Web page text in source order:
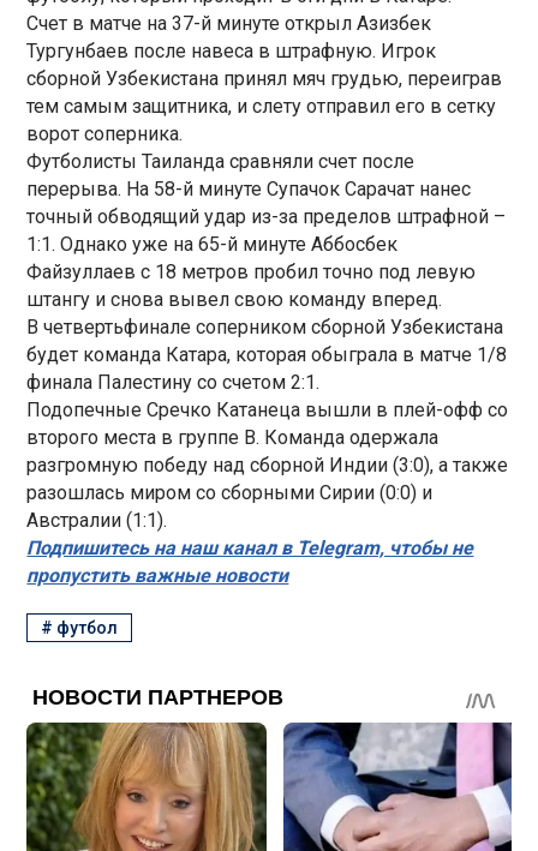
Счет в матче на 37-й минуте открыл Азизбек
Тургунбаев после навеса в штрафную. Игрок
сборной Узбекистана принял мяч грудью, переиграв
тем самым защитника, и слету отправил его в сетку
ворот соперника.
Футболисты Таиланда сравняли счет после
перерыва. На 58-й минуте Супачок Сарачат нанес
точный обводящий удар из-за пределов штрафной –
1:1. Однако уже на 65-й минуте Аббосбек
Файзуллаев с 18 метров пробил точно под левую
штангу и снова вывел свою команду вперед.
В четвертьфинале соперником сборной Узбекистана
будет команда Катара, которая обыграла в матче 1/8
финала Палестину со счетом 2:1.
Подопечные Сречко Катанеца вышли в плей-офф со
второго места в группе B. Команда одержала
разгромную победу над сборной Индии (3:0), а также
разошлась миром со сборными Сирии (0:0) и
Австралии (1:1).
Подпишитесь на наш канал в Telegram, чтобы не
пропустить важные новости
# футбол